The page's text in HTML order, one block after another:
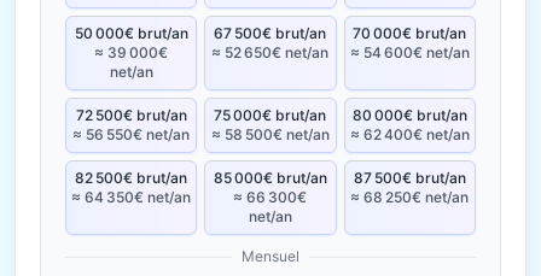
50 000€ brut/an
≈ 39 000€
net/an
67 500€ brut/an
≈ 52 650€ net/an
70 000€ brut/an
≈ 54 600€ net/an
72 500€ brut/an
≈ 56 550€ net/an
75 000€ brut/an
≈ 58 500€ net/an
80 000€ brut/an
≈ 62 400€ net/an
82 500€ brut/an
≈ 64 350€ net/an
85 000€ brut/an
≈ 66 300€
net/an
87 500€ brut/an
≈ 68 250€ net/an
Mensuel